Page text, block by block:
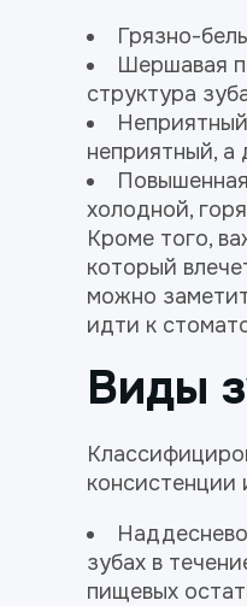
Грязно-
Шершавая
структура
неприятный, а
холодной,
Кроме того,
который
можно
идти к
Виды
консистенции
зубах в
пищевых